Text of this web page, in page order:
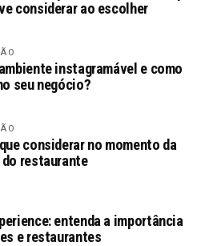
considerar ao escolher
instagramável e como
seu negócio?
considerar no momento da
restaurante
entenda a importância
e restaurantes